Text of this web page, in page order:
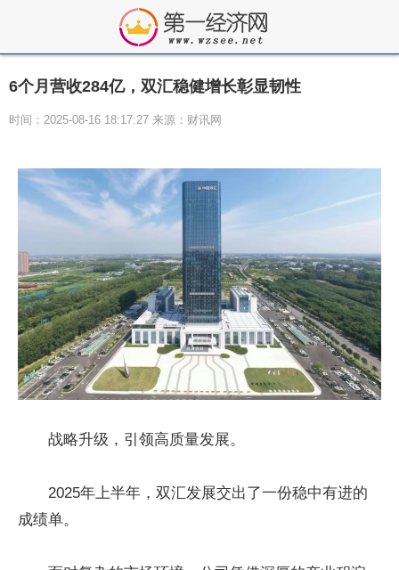
6个月营收284亿，双汇稳健增长彰显韧性
时间：2025-08-16 18:17:27 来源：财讯网
战略升级，引领高质量发展。
2025年上半年，双汇发展交出了一份稳中有进的
成绩单。